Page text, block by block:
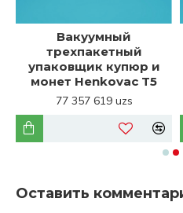
Вакуумный
трехпакетный
упаковщик купюр и
монет Henkovac T5
77 357 619 uzs
Оставить